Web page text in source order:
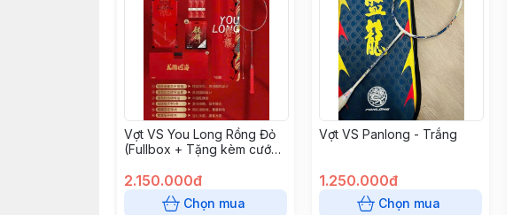
Vợt VS You Long Rồng Đỏ
(Fullbox + Tặng kèm cước
đựng vợt)
2.150.000đ
Chọn mua
Vợt VS Panlong - Trắng
1.250.000đ
Chọn mua